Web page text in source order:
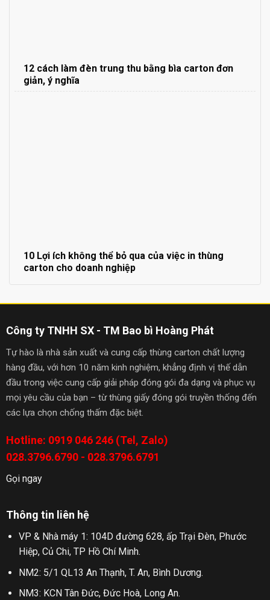
12 cách làm đèn trung thu bằng bìa carton đơn
giản, ý nghĩa
10 Lợi ích không thể bỏ qua của việc in thùng
carton cho doanh nghiệp
Công ty TNHH SX - TM Bao bì Hoàng Phát
Tự hào là nhà sản xuất và cung cấp thùng carton chất lượng
hàng đầu, với hơn 10 năm kinh nghiệm, khẳng định vị thế dẫn
đầu trong việc cung cấp giải pháp đóng gói đa dạng và phục vụ
mọi yêu cầu của bạn – từ thùng giấy đóng gói truyền thống đến
các lựa chọn chống thấm đặc biệt.
Hotline: 0919 046 246 (Tel, Zalo)
028.3796.6790 - 028.3796.6791
Gọi ngay
Thông tin liên hệ
VP & Nhà máy 1: 104D đường 628, ấp Trại Đèn, Phước
Hiệp, Củ Chi, TP Hồ Chí Minh.
NM2: 5/1 QL13 An Thạnh, T. An, Bình Dương.
NM3: KCN Tân Đức, Đức Hoà, Long An.